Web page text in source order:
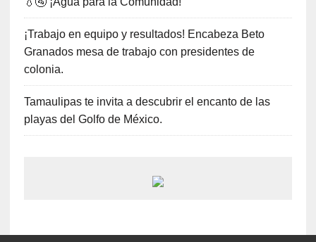
¡Trabajo en equipo y resultados! Encabeza Beto
Granados mesa de trabajo con presidentes de
colonia.
Tamaulipas te invita a descubrir el encanto de las
playas del Golfo de México.